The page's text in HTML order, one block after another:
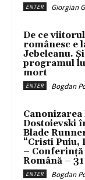
ENTER Giorgian
De ce
românesc e
Jebeleanu.
programul
mort
ENTER Bogdan
Canonizarea
Dostoievski
Blade
“Cristi Puiu,
– Conferință
Română –
ENTER Bogdan